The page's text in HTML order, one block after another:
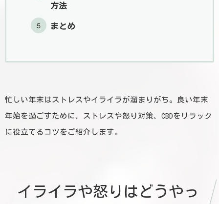
方法
まとめ
忙しい年末はストレスやイライラが溜まりがち。良い年末
年始を過ごすために、ストレスや怒り対策、CBDをリラック
に役立てるコツをご紹介します。
イライラや怒りはどうやっ